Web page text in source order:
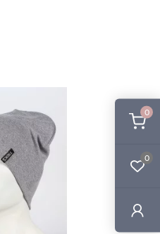
0
0